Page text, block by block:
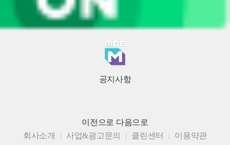
공지사항
이전으로 다음으로
회사소개
사업&광고문의 클린센터
이용약관